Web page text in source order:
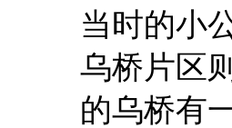
当时的小
乌桥片区
的乌桥有